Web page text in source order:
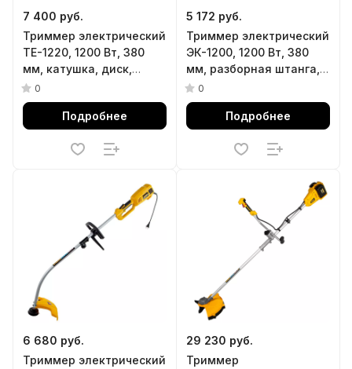
7 400 руб.
Триммер электрический
TE-1220, 1200 Вт, 380
мм, катушка, диск,
разборная штанга
Denzel
0
Подробнее
5 172 руб.
Триммер электрический
ЭК-1200, 1200 Вт, 380
мм, разборная штанга,
катушка, диск Сибртех
0
Подробнее
6 680 руб.
Триммер электрический
29 230 руб.
Триммер